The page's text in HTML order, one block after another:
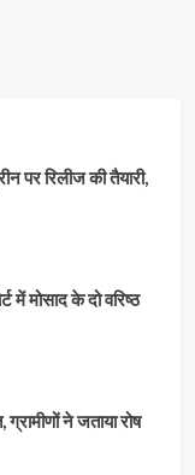
पर रिलीज की तैयारी,
में मोसाद के दो वरिष्ठ
ने जताया रोष